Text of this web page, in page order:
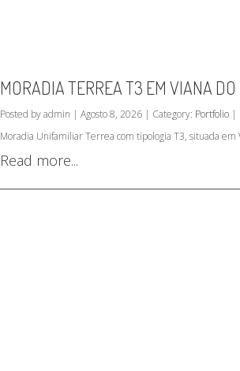
MORADIA TERREA T3 EM VIANA DO
Posted by admin | Agosto 8, 2026 | Category: Portfolio |
Moradia Unifamiliar Terrea com tipologia T3, situada
Read more...